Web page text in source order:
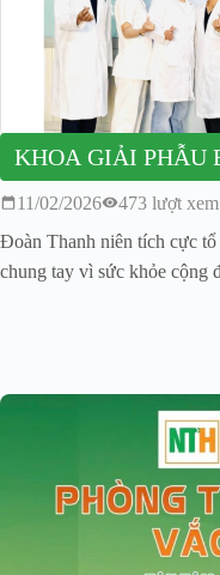
KHOA GIẢI PHẪU
11/02/2026
473 lượt xem
Đoàn Thanh niên tích cực
chung tay vì sức khỏe cộng